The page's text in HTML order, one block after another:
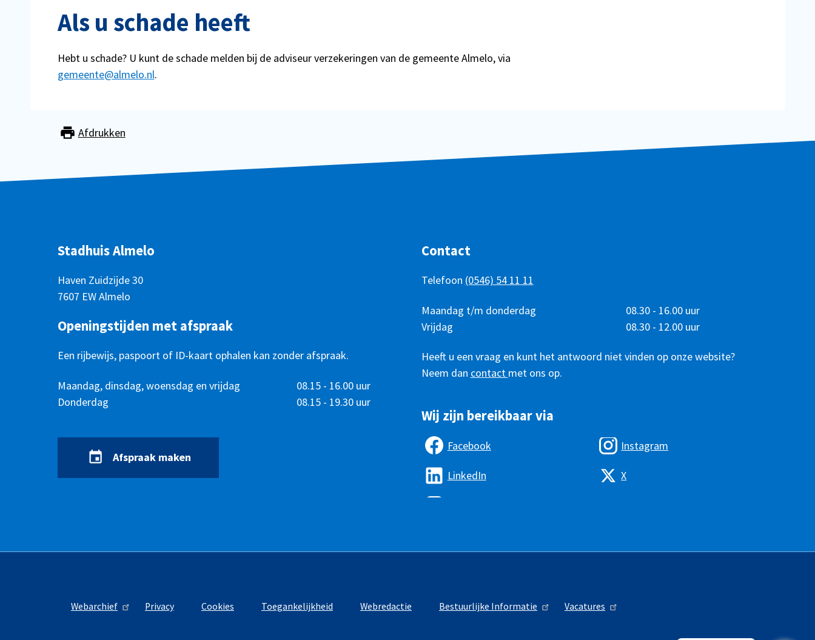
Als u schade heeft
Hebt u schade? U kunt de schade melden bij de adviseur verzekeringen van de gemeente Almelo, via
gemeente@almelo.nl.
Afdrukken
Stadhuis Almelo
Haven Zuidzijde 30
7607 EW Almelo
Openingstijden met afspraak
Een rijbewijs, paspoort of ID-kaart ophalen kan zonder afspraak.
Openingstijden
DagTijd
Maandag, dinsdag, woensdag en vrijdag
08.15 - 16.00 uur
Donderdag
08.15 - 19.30 uur
Afspraak maken
Contact
Telefoon (0546) 54 11 11
Telefonisch
bereikbaar
DagTijd
Maandag t/m donderdag
08.30 - 16.00 uur
Vrijdag
08.30 - 12.00 uur
Heeft u een vraag en kunt het antwoord niet vinden op onze website?
Neem dan contact met ons op.
Wij zijn bereikbaar via
Facebook
LinkedIn
Instagram
X
Webarchief Privacy Cookies Toegankelijkheid Webredactie Bestuurlijke Informatie Vacatures